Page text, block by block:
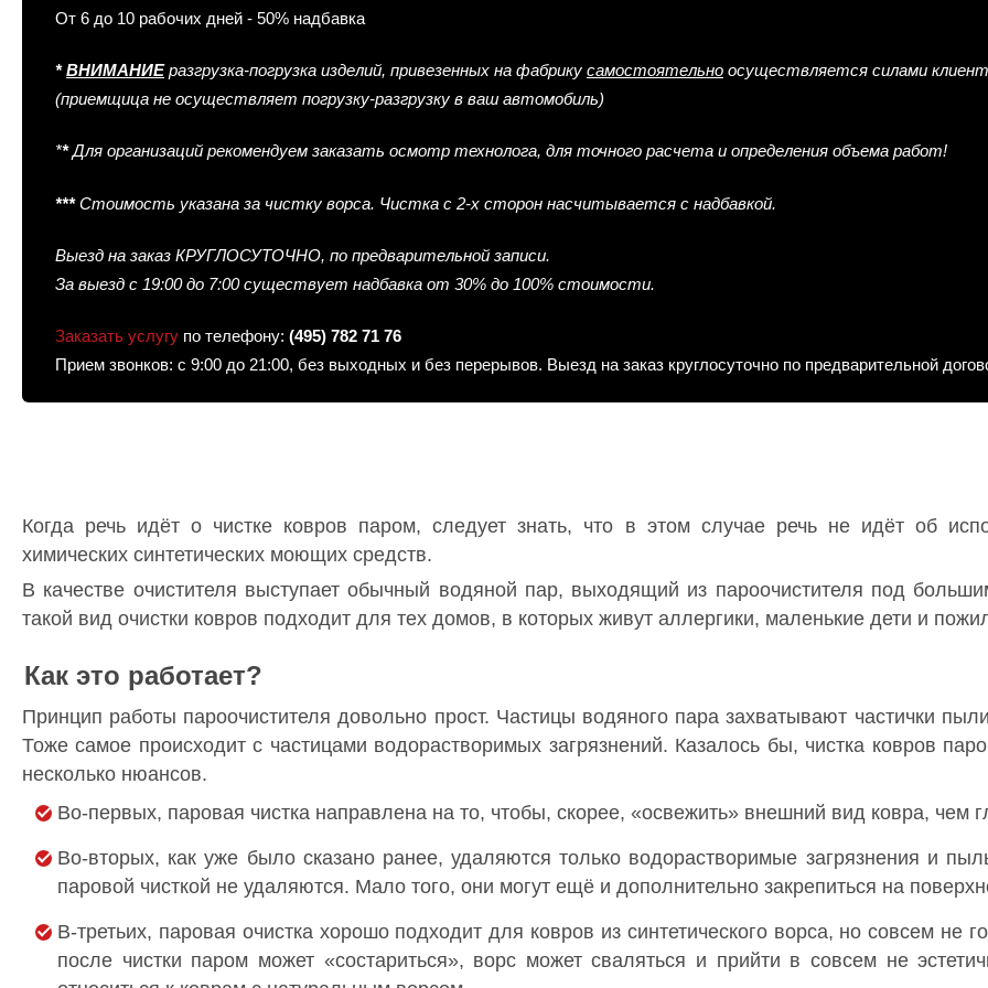
От 6 до 10 рабочих дней - 50% надбавка
* ВНИМАНИЕразгрузка-погрузка изделий, привезенных на фабрику самостоятельно осуществляется силами
(приемщица не осуществляет погрузку-разгрузку в ваш автомобиль)
**Для организаций рекомендуем заказать осмотр технолога, для точного расчета и определения объема работ!
***Стоимость указана за чистку ворса. Чистка с 2-х сторон насчитывается с надбавкой.
Выезд на заказ КРУГЛОСУТОЧНО, по предварительной записи.
За выезд с 19:00 до 7:00 существует надбавка от 30% до 100% стоимости.
Заказать услугу по телефону: (495) 782 71 76
Прием звонков: с 9:00 до 21:00, без выходных и без перерывов. Выезд на заказ круглосуточно по предварительной
Когда речь идёт о чистке ковров паром, следует знать, что в этом случае речь не идёт об
химических синтетических моющих средств.
В качестве очистителя выступает обычный водяной пар, выходящий из пароочистителя под
такой вид очистки ковров подходит для тех домов, в которых живут аллергики, маленькие дети и
Как это работает?
Принцип работы пароочистителя довольно прост. Частицы водяного пара захватывают частички
Тоже самое происходит с частицами водорастворимых загрязнений. Казалось бы, чистка ковров
несколько нюансов.
Во-первых, паровая чистка направлена на то, чтобы, скорее, «освежить» внешний вид ковра, чем
Во-вторых, как уже было сказано ранее, удаляются только водорастворимые загрязнения и
паровой чисткой не удаляются. Мало того, они могут ещё и дополнительно закрепиться на
В-третьих, паровая очистка хорошо подходит для ковров из синтетического ворса, но совсем не
после чистки паром может «состариться», ворс может сваляться и прийти в совсем не